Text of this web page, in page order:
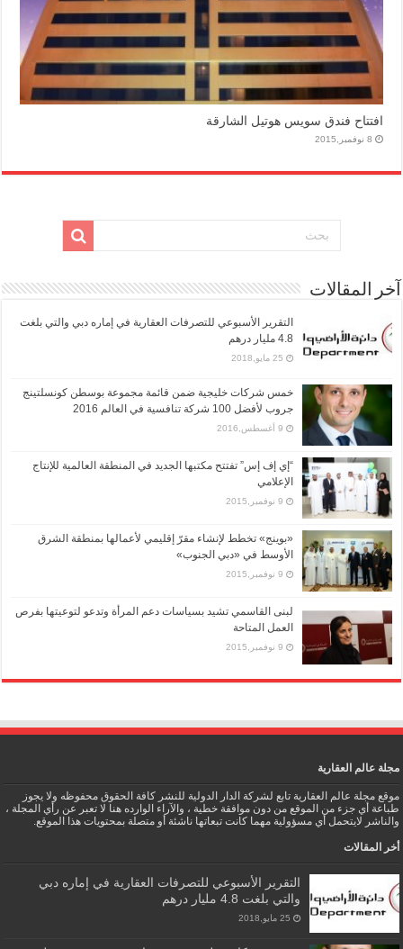
افتتاح فندق سويس هوتيل الشارقة
8 نوفمبر,2015
آخر المقالات
التقرير الأسبوعي للتصرفات العقارية في إماره دبي والتي بلغت
4.8 مليار درهم
25 مايو,2018
خمس شركات خليجية ضمن قائمة مجموعة بوسطن كونسلتينج
جروب لأفضل 100 شركة تنافسية في العالم 2016
9 أغسطس,2016
“إي إف إس” تفتتح مكتبها الجديد في المنطقة العالمية للإنتاج
الإعلامي
9 نوفمبر,2015
«بوينج» تخطط لإنشاء مقرّ إقليمي لأعمالها بمنطقة الشرق
الأوسط في «دبي الجنوب»
9 نوفمبر,2015
لبنى القاسمي تشيد بسياسات دعم المرأة وتدعو لتوعيتها بفرص
العمل المتاحة
9 نوفمبر,2015
مجلة عالم العقارية
موقع مجلة عالم العقارية تابع لشركة الدار الدولية للنشر كافة الحقوق محفوظه ولا يجوز
طباعة أي جزء من الموقع من دون موافقة خطية ، والآراء الوارده هنا لا تعبر عن رأي المجلة ،
والناشر لايتحمل أي مسؤولية مهما كانت تبعاتها ناشئة أو متصلة بمحتويات هذا الموقع.
أخر المقالات
التقرير الأسبوعي للتصرفات العقارية في إماره دبي
والتي بلغت 4.8 مليار درهم
25 مايو,2018